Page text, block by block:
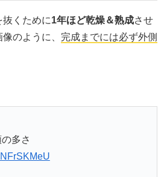
くために1年ほど乾燥＆熟成させ
のように、 完成までには必ず外側
多さ